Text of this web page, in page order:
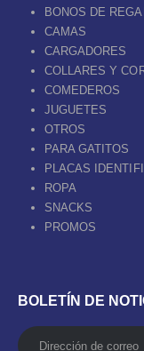
BONOS DE
CAMAS
CARGADORES
COLLARES Y
COMEDEROS
JUGUETES
OTROS
PARA GATITOS
PLACAS
ROPA
SNACKS
PROMOS
BOLETÍN DE